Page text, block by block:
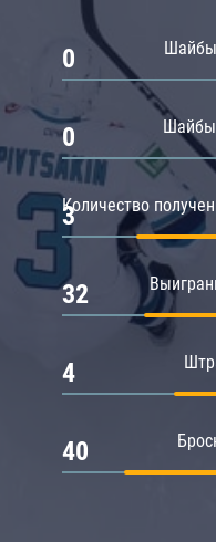
Шайбы
0
Шайбы
0
Количество
3
32
4
40